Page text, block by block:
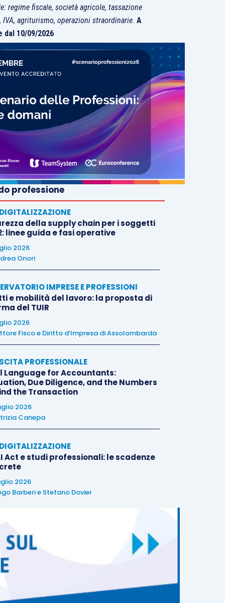
regime fiscale, società agricole, tassazione
IVA, agriturismo, operazioni straordinarie.A
dal 10/09/2026
professione
della supply chain per i soggetti
linee guida e fasi operative
2026
Onori
IMPRESE E PROFESSIONI
e mobilità del lavoro: la proposta di
del TUIR
2026
Fisco e Diritto d’Impresa di Assolombarda
PROFESSIONALE
Language for Accountants:
Due Diligence, and the Numbers
the Transaction
2026
Canepa
Act e studi professionali: le scadenze
2026
Barberie Stefano Dovier